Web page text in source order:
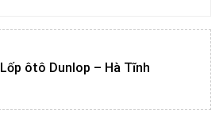
Lốp ôtô Dunlop – Hà Tĩnh